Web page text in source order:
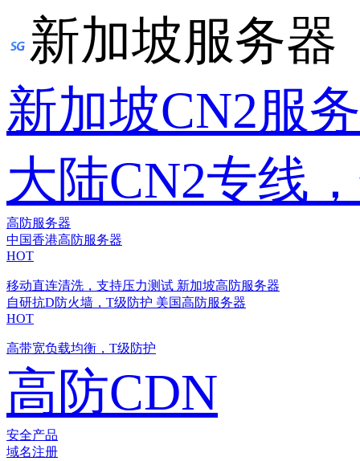
新加坡服务器
新加坡CN2服
大陆CN2专线
高防服务器
中国香港高防服务器
HOT
移动直连清洗，支持压力测试 新加坡高防服务器
自研抗D防火墙，T级防护 美国高防服务器
HOT
高带宽负载均衡，T级防护
高防CDN
安全产品
域名注册